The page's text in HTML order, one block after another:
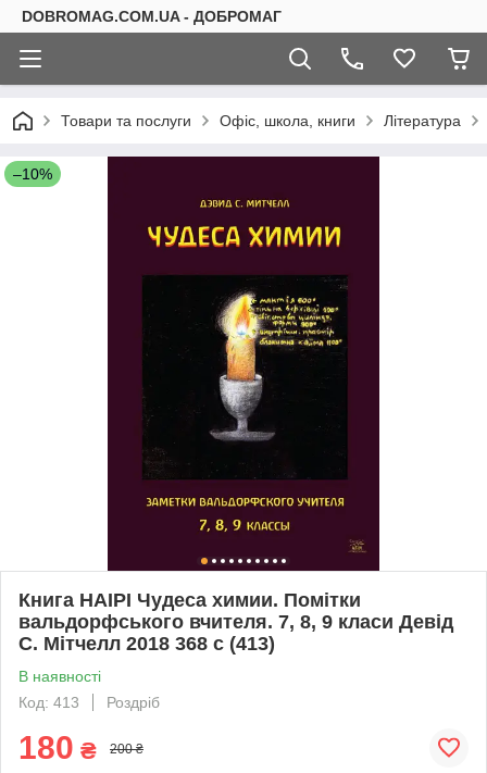
DOBROMAG.COM.UA - ДОБРОМАГ
Товари та послуги Офіс, школа, книги Література
–10%
Книга НАІРІ Чудеса химии. Помітки
вальдорфського вчителя. 7, 8, 9 класи Девід
С. Мітчелл 2018 368 с (413)
В наявності
Код: 413
Роздріб
180 ₴ 200 ₴